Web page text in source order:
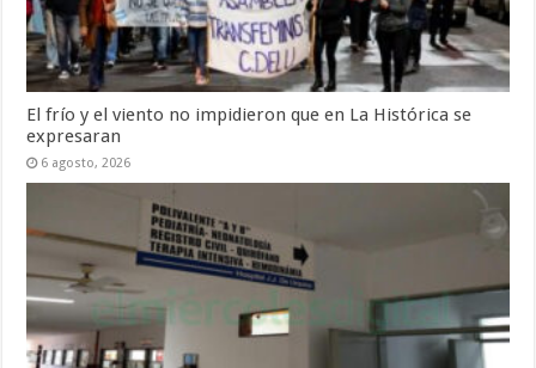
El frío y el viento no impidieron que en La Histórica se
expresaran
6 agosto, 2026